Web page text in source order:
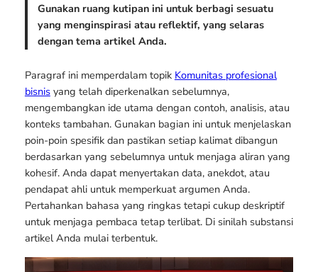
Gunakan ruang kutipan ini untuk berbagi sesuatu
yang menginspirasi atau reflektif, yang selaras
dengan tema artikel Anda.
Paragraf ini memperdalam topik Komunitas profesional
bisnisyang telah diperkenalkan sebelumnya,
mengembangkan ide utama dengan contoh, analisis, atau
konteks tambahan. Gunakan bagian ini untuk menjelaskan
poin-poin spesifik dan pastikan setiap kalimat dibangun
berdasarkan yang sebelumnya untuk menjaga aliran yang
kohesif. Anda dapat menyertakan data, anekdot, atau
pendapat ahli untuk memperkuat argumen Anda.
Pertahankan bahasa yang ringkas tetapi cukup deskriptif
untuk menjaga pembaca tetap terlibat. Di sinilah substansi
artikel Anda mulai terbentuk.